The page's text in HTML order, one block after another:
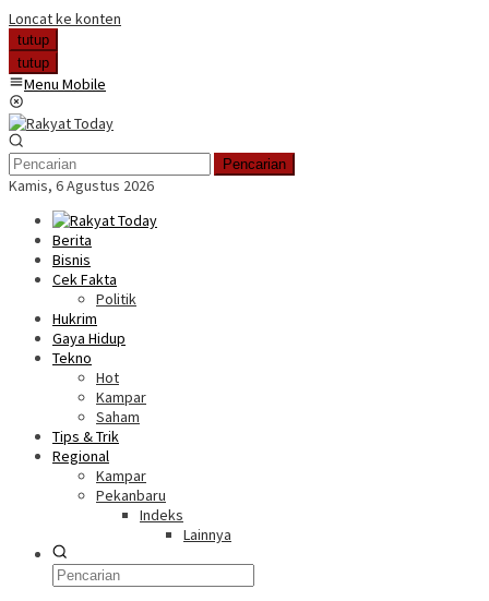
Loncat ke konten
tutup
tutup
Menu Mobile
Pencarian
Kamis, 6 Agustus 2026
Berita
Bisnis
Cek Fakta
Politik
Hukrim
Gaya Hidup
Tekno
Hot
Kampar
Saham
Tips & Trik
Regional
Kampar
Pekanbaru
Indeks
Lainnya